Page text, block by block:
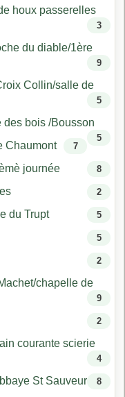
houx passerelles
3
du diable/1ère
9
Collin/salle de
5
des bois /Bousson
5
Chaumont 7
journée 8
2
du Trupt 5
5
2
chapelle de
9
2
courante scierie
4
St Sauveur 8